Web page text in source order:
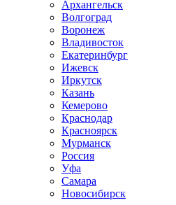
Архангельск
Волгоград
Воронеж
Владивосток
Екатеринбург
Ижевск
Иркутск
Казань
Кемерово
Краснодар
Красноярск
Мурманск
Россия
Уфа
Самара
Новосибирск